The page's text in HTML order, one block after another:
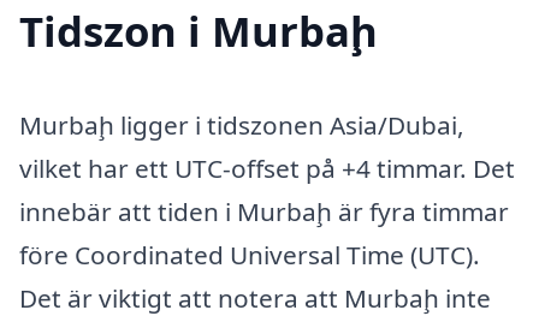
Tidszon i Murbaḩ
Murbaḩ ligger i tidszonen Asia/Dubai,
vilket har ett UTC-offset på +4 timmar. Det
innebär att tiden i Murbaḩ är fyra timmar
före Coordinated Universal Time (UTC).
Det är viktigt att notera att Murbaḩ inte